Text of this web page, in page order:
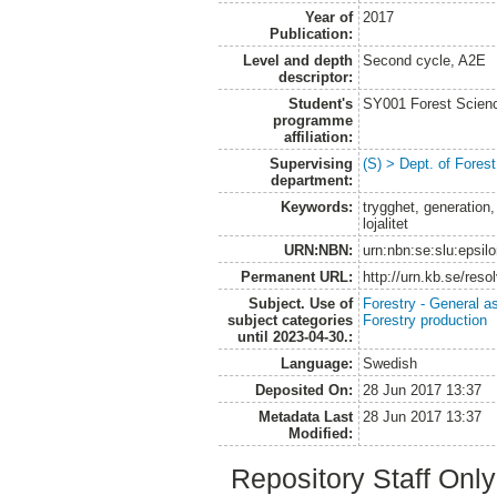
Year of
Publication:
2017
Level and depth
descriptor:
Second cycle, A2E
Student's
programme
affiliation:
SY001 Forest
Supervising
department:
(S) > Dept. of
Keywords:
trygghet,
lojalitet
URN:NBN:
Permanent URL:
http://urn.kb.se/
Subject. Use of
subject categories
until 2023-04-30.:
Forestry - General
Forestry production
Language:
Swedish
Deposited On:
28 Jun 2017 13:37
Metadata Last
Modified:
28 Jun 2017 13:37
Repository Staff